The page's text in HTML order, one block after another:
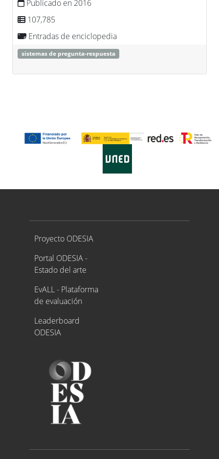
Publicado en 2016
107,785
Entradas de enciclopedia
sistemas de pregunta-respuesta
Proyecto ODESIA
Proyecto ODESIA
Portal ODESIA -
Estado del arte
EvALL - Plataforma
de evaluación
Leaderboard
ODESIA